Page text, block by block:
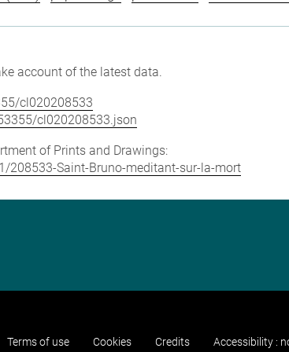
account of the latest data.
cl020208533
cl020208533.json
of Prints and Drawings:
208533-Saint-Bruno-meditant-sur-la-mort
Terms of use Cookies Credits Accessibility :